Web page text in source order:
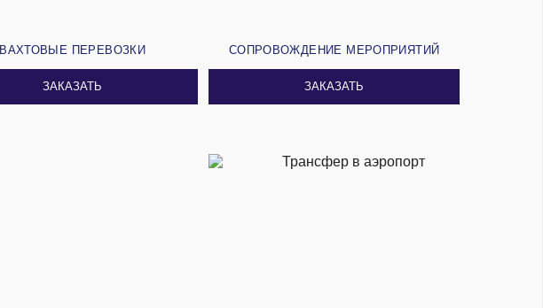
ВАХТОВЫЕ ПЕРЕВОЗКИ
ЗАКАЗАТЬ
СОПРОВОЖДЕНИЕ МЕРОПРИЯТИЙ
ЗАКАЗАТЬ